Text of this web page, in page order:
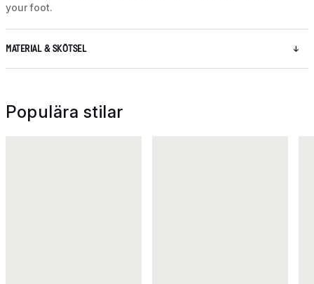
your foot.
MATERIAL & SKÖTSEL
Populära stilar